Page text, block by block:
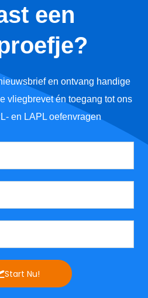
een
en ontvang handige
vliegbrevet én toegang tot ons
en LAPL oefenvragen
Start Nu!